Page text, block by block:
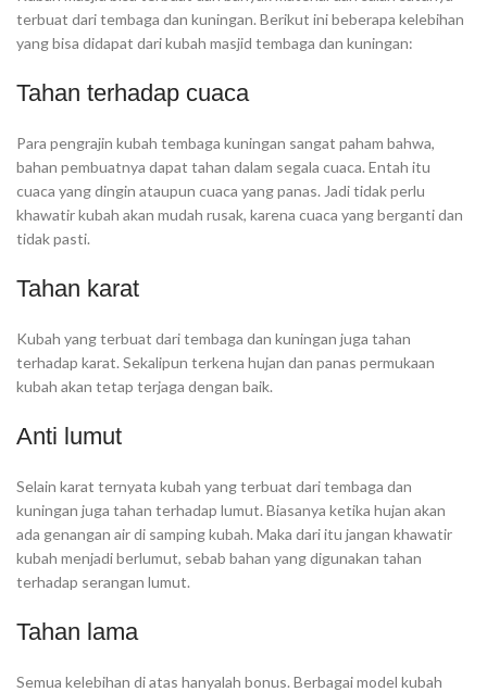
terbuat dari tembaga dan kuningan. Berikut ini beberapa kelebihan
yang bisa didapat dari kubah masjid tembaga dan kuningan:
Tahan terhadap cuaca
Para pengrajin kubah tembaga kuningan sangat paham bahwa,
bahan pembuatnya dapat tahan dalam segala cuaca. Entah itu
cuaca yang dingin ataupun cuaca yang panas. Jadi tidak perlu
khawatir kubah akan mudah rusak, karena cuaca yang berganti dan
tidak pasti.
Tahan karat
Kubah yang terbuat dari tembaga dan kuningan juga tahan
terhadap karat. Sekalipun terkena hujan dan panas permukaan
kubah akan tetap terjaga dengan baik.
Anti lumut
Selain karat ternyata kubah yang terbuat dari tembaga dan
kuningan juga tahan terhadap lumut. Biasanya ketika hujan akan
ada genangan air di samping kubah. Maka dari itu jangan khawatir
kubah menjadi berlumut, sebab bahan yang digunakan tahan
terhadap serangan lumut.
Tahan lama
Semua kelebihan di atas hanyalah bonus. Berbagai model kubah